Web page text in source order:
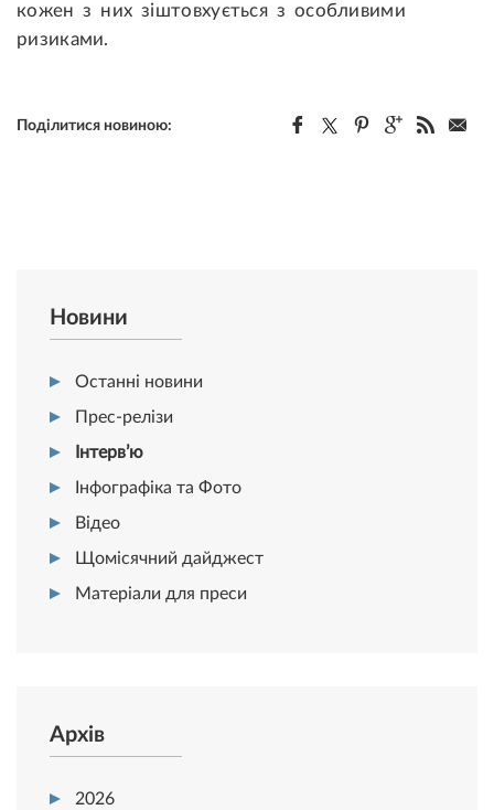
кожен з них зіштовхується з особливими
ризиками.
Поділитися новиною:
Новини
Останні новини
Прес-релізи
Інтерв’ю
Інфографіка та Фото
Відео
Щомісячний дайджест
Матеріали для преси
Архів
2026